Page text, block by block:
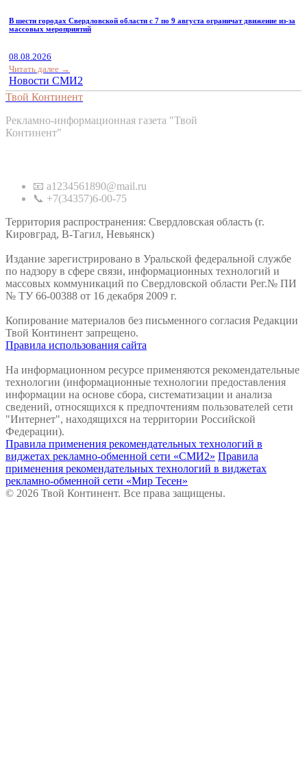
В шести городах Свердловской области с 7 по 9 августа ограничат движение из-за
массовых мероприятий
08.08.2026
Читать далее →
Новости СМИ2
Твой Континент
Рекламно-информационная газета "Твой
Континент"
📧 a1234561890@mail.ru
📞 +7(34357)6-00-75
Территория распространения: Свердловская область (г.
Кировград, В-Тагил, Невьянск)
Издание зарегистрировано в Уральской федеральной службе
по надзору в сфере связи, информационных технологий и
массовых коммуникаций по Свердловской области Рег.№ ПИ
№ ТУ 66-00388 от 16 декабря 2009 г.
Копирование материалов без письменного согласия Редакции
Твой Континент запрещено.
Правила использования сайта
На информационном ресурсе применяются рекомендательные
технологии (информационные технологии предоставления
информации на основе сбора, систематизации и анализа
сведений, относящихся к предпочтениям пользователей сети
"Интернет", находящихся на территории Российской
Федерации).
Правила применения рекомендательных технологий в
виджетах рекламно-обменной сети «СМИ2» Правила
применения рекомендательных технологий в виджетах
рекламно-обменной сети «Мир Тесен»
© 2026 Твой Континент. Все права защищены.